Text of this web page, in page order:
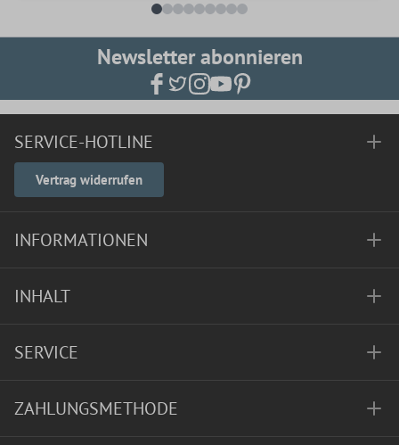
Newsletter abonnieren
SERVICE-HOTLINE
Vertrag widerrufen
INFORMATIONEN
INHALT
SERVICE
ZAHLUNGSMETHODE